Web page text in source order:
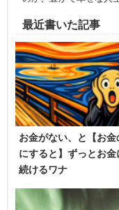
最近書いた記事
お金がない、と【お金
にすると】ずっとお金
続けるワナ